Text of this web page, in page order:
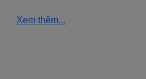
Xem thêm...